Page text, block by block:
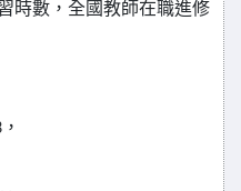
時數，全國教師在職進修
，